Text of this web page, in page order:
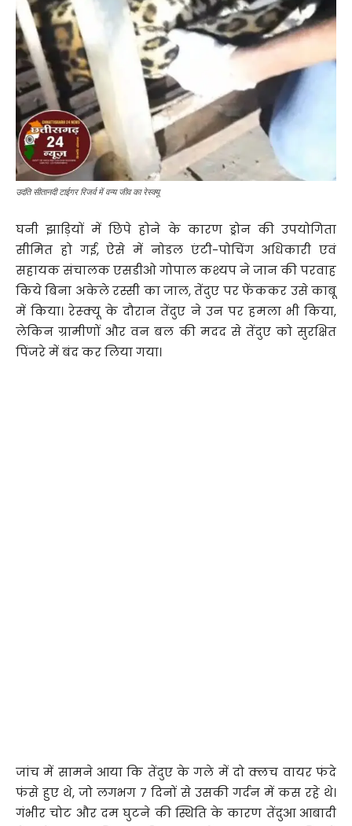
उदंति सीतानदी टाईगर रिजर्व में वन्य जीव का रेस्क्यू
घनी झाड़ियों में छिपे होने के कारण ड्रोन की उपयोगिता
सीमित हो गई, ऐसे में नोडल एंटी-पोचिंग अधिकारी एवं
सहायक संचालक एसडीओ गोपाल कश्यप ने जान की परवाह
किये बिना अकेले रस्सी का जाल, तेंदुए पर फेंककर उसे काबू
में किया। रेस्क्यू के दौरान तेंदुए ने उन पर हमला भी किया,
लेकिन ग्रामीणों और वन बल की मदद से तेंदुए को सुरक्षित
पिंजरे में बंद कर लिया गया।
जांच में सामने आया कि तेंदुए के गले में दो क्लच वायर फंदे
फंसे हुए थे, जो लगभग 7 दिनों से उसकी गर्दन में कस रहे थे।
गंभीर चोट और दम घुटने की स्थिति के कारण तेंदुआ आबादी